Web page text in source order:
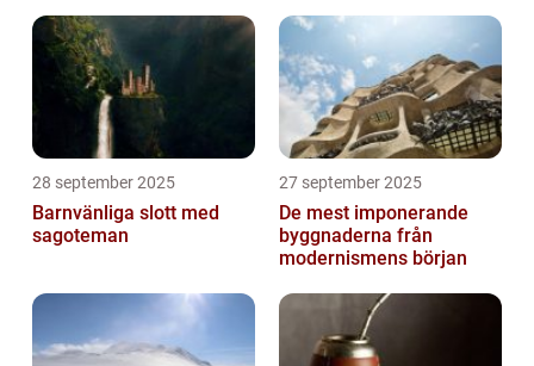
28 september 2025
Barnvänliga slott med
sagoteman
27 september 2025
De mest imponerande
byggnaderna från
modernismens början